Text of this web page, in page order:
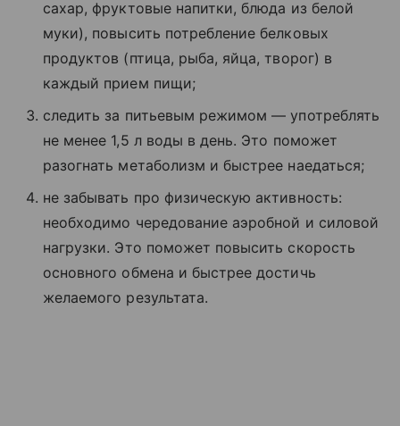
сахар, фруктовые напитки, блюда из белой
муки), повысить потребление белковых
продуктов (птица, рыба, яйца, творог) в
каждый прием пищи;
следить за питьевым режимом — употреблять
не менее 1,5 л воды в день. Это поможет
разогнать метаболизм и быстрее наедаться;
не забывать про физическую активность:
необходимо чередование аэробной и силовой
нагрузки. Это поможет повысить скорость
основного обмена и быстрее достичь
желаемого результата.